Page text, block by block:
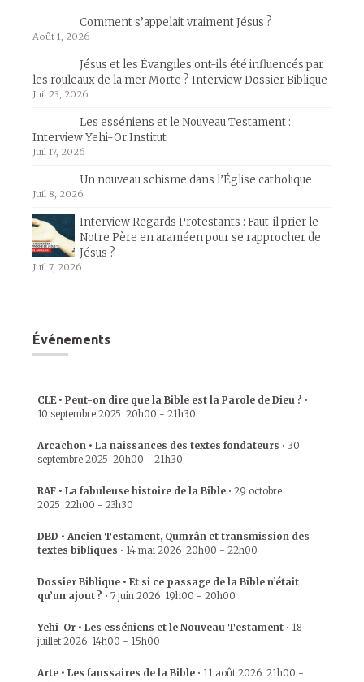
Comment s’appelait vraiment Jésus ?
Août 1, 2026
Jésus et les Évangiles ont-ils été influencés par
les rouleaux de la mer Morte ? Interview Dossier Biblique
Juil 23, 2026
Les esséniens et le Nouveau Testament :
Interview Yehi-Or Institut
Juil 17, 2026
Un nouveau schisme dans l’Église catholique
Juil 8, 2026
Interview Regards Protestants : Faut-il prier le
Notre Père en araméen pour se rapprocher de
Jésus ?
Juil 7, 2026
Événements
CLE • Peut-on dire que la Bible est la Parole de Dieu ? •
10 septembre 2025 20h00 - 21h30
Arcachon • La naissances des textes fondateurs • 30
septembre 2025 20h00 - 21h30
RAF • La fabuleuse histoire de la Bible • 29 octobre
2025 22h00 - 23h30
DBD • Ancien Testament, Qumrân et transmission des
textes bibliques • 14 mai 2026 20h00 - 22h00
Dossier Biblique • Et si ce passage de la Bible n’était
qu’un ajout ? • 7 juin 2026 19h00 - 20h00
Yehi-Or • Les esséniens et le Nouveau Testament • 18
juillet 2026 14h00 - 15h00
Arte • Les faussaires de la Bible • 11 août 2026 21h00 -